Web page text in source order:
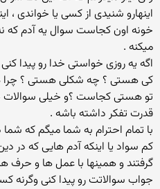
اینهارو شنیدی از كسی یا خواندی
خونه اون كجاست سوال یه آدم كه
میكنه .
اگه یه روزی خواستی خدا رو پیدا
كی هستی ؟ چه شكلی هستی ؟ چرا
تو هستی كجاست ؟و خیلی سوالات
قدرت تفكر داشته باشه .
با تمام احترام به شما میگم كه شما
كم سواد یا اینكه آدم هایی كه در
گرفتند و همینها با عمل ها و
جواب سوالاتت رو پیدا كنی وگرنه